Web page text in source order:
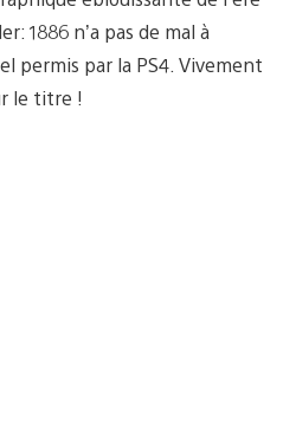
1886 n’a pas de mal à
permis par la PS4. Vivement
le titre !